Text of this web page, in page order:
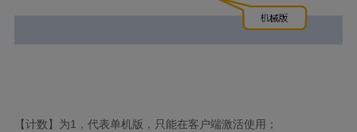
【计数】为1 ，代表单机版，只能在客户端激活使用；